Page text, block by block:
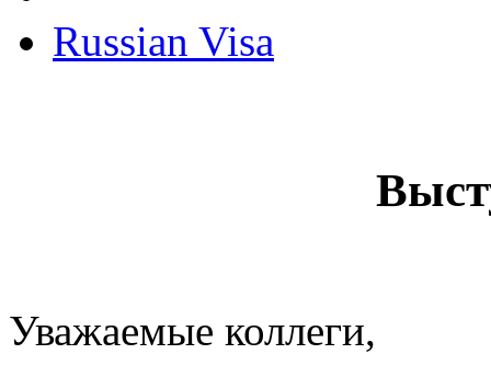
Russian Visa
Уважаемые коллеги,